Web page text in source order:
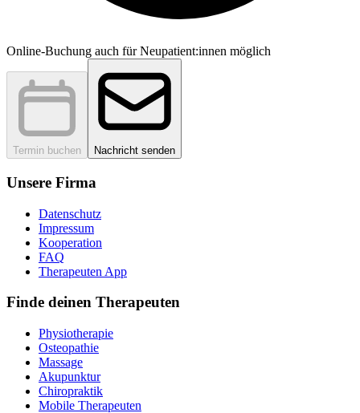
Online-Buchung auch für Neupatient:innen möglich
Termin buchen Nachricht senden
Unsere Firma
Datenschutz
Impressum
Kooperation
FAQ
Therapeuten App
Finde deinen Therapeuten
Physiotherapie
Osteopathie
Massage
Akupunktur
Chiropraktik
Mobile Therapeuten